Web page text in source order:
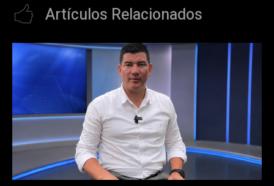
Artículos Relacionados